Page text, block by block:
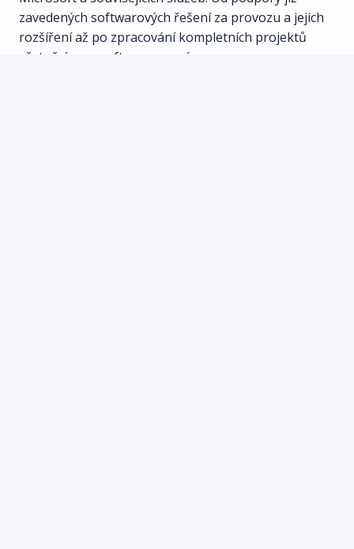
zavedených softwarových řešení za provozu a jejich
rozšíření až po zpracování kompletních projektů
včetně úprav softwaru na míru.